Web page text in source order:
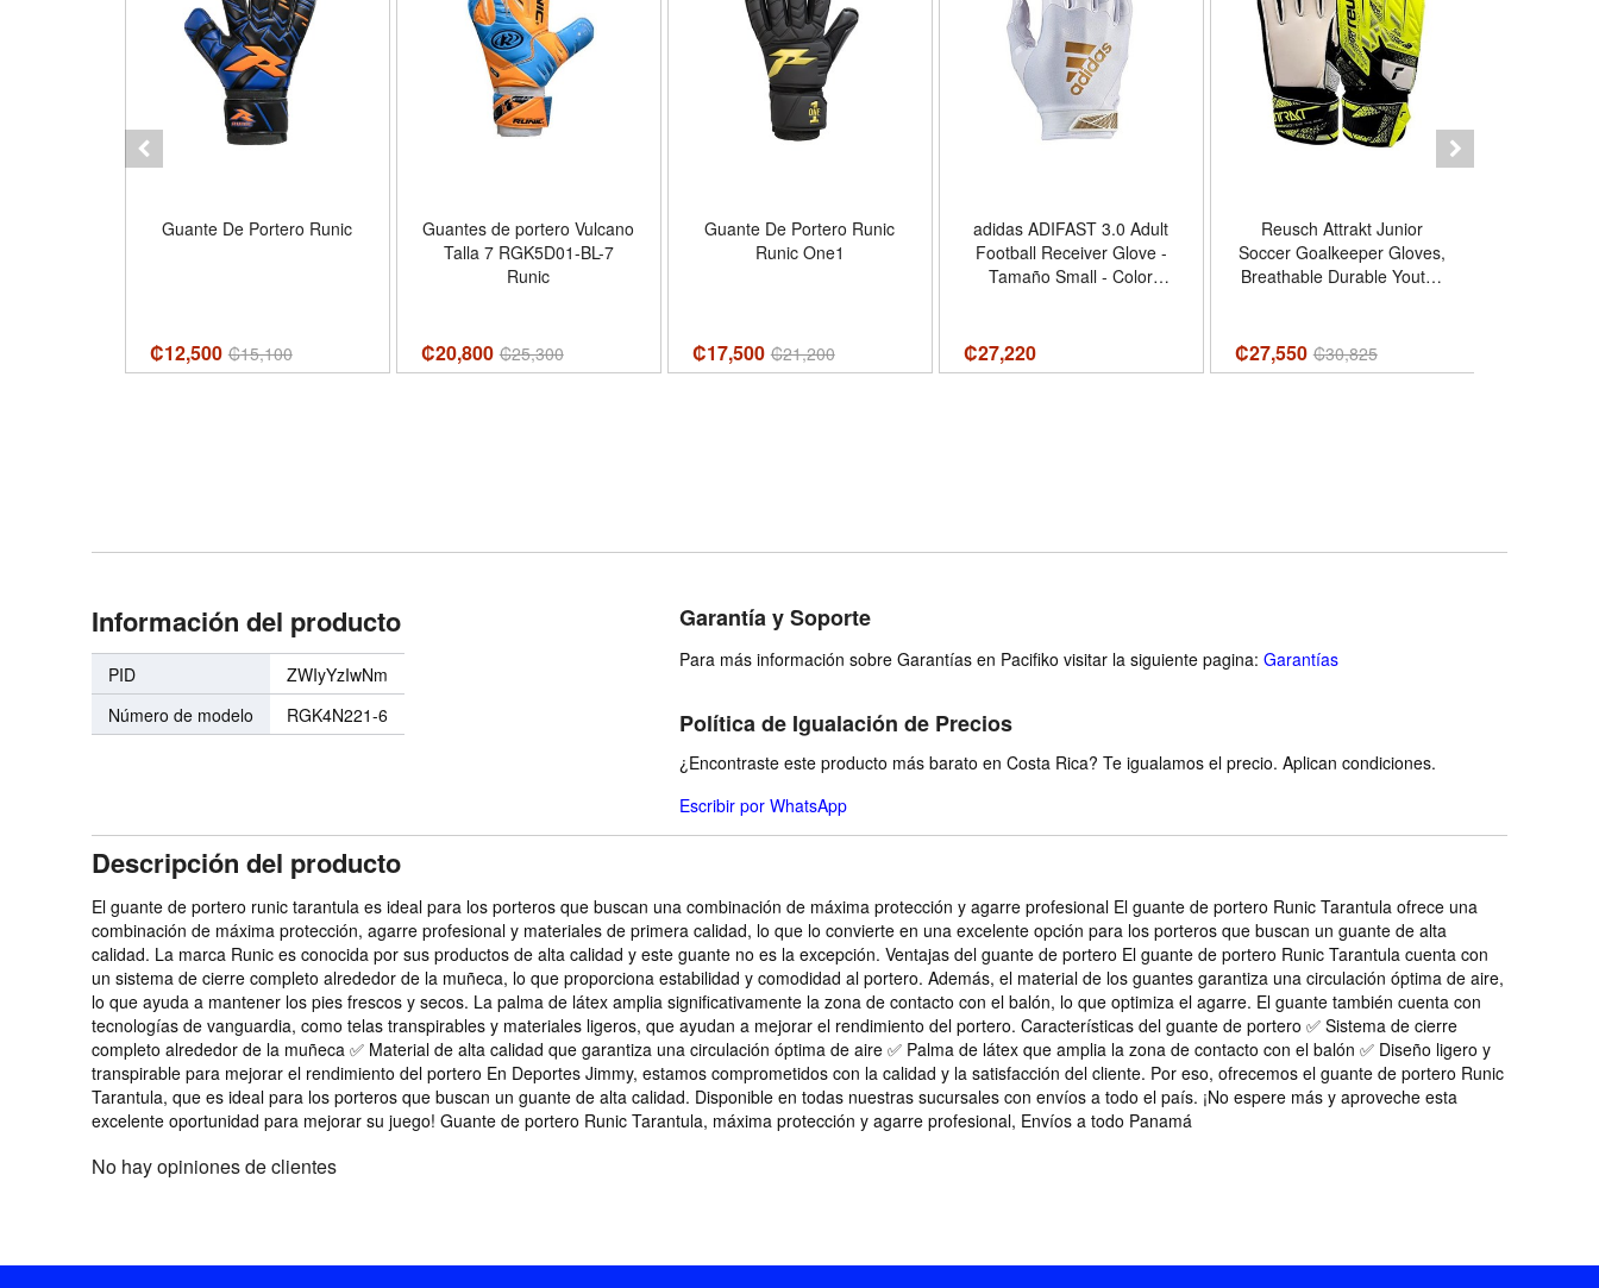
Guante De Portero Runic
₡12,500 ₡15,100
Guantes de portero Vulcano
Talla 7 RGK5D01-BL-7
Runic
₡20,800 ₡25,300
Guante De Portero Runic
Runic One1
₡17,500 ₡21,200
adidas ADIFAST 3.0 Adult
Football Receiver Glove -
Tamaño Small - Color
₡27,220
Reusch Attrakt Junior
Soccer Goalkeeper Gloves,
Breathable Durable Youth |
Yellow Black - Tamaño 4
₡27,550 ₡30,825
Información del producto
PID
ZWIyYzIwNm
Número de modelo
RGK4N221-6
Garantía y Soporte
Para más información sobre Garantías en Pacifiko visitar la siguiente pagina: Garantías
Política de Igualación de Precios
¿Encontraste este producto más barato en Costa Rica? Te igualamos el precio. Aplican condiciones.
Escribir por WhatsApp
Descripción del producto
El guante de portero runic tarantula es ideal para los porteros que buscan una combinación de máxima protección y agarre profesional El guante de portero Runic Tarantula ofrece una
combinación de máxima protección, agarre profesional y materiales de primera calidad, lo que lo convierte en una excelente opción para los porteros que buscan un guante de alta
calidad. La marca Runic es conocida por sus productos de alta calidad y este guante no es la excepción. Ventajas del guante de portero El guante de portero Runic Tarantula cuenta con
un sistema de cierre completo alrededor de la muñeca, lo que proporciona estabilidad y comodidad al portero. Además, el material de los guantes garantiza una circulación óptima de aire,
lo que ayuda a mantener los pies frescos y secos. La palma de látex amplia significativamente la zona de contacto con el balón, lo que optimiza el agarre. El guante también cuenta con
tecnologías de vanguardia, como telas transpirables y materiales ligeros, que ayudan a mejorar el rendimiento del portero. Características del guante de portero ✅ Sistema de cierre
completo alrededor de la muñeca ✅ Material de alta calidad que garantiza una circulación óptima de aire ✅ Palma de látex que amplia la zona de contacto con el balón ✅ Diseño ligero y
transpirable para mejorar el rendimiento del portero En Deportes Jimmy, estamos comprometidos con la calidad y la satisfacción del cliente. Por eso, ofrecemos el guante de portero Runic
Tarantula, que es ideal para los porteros que buscan un guante de alta calidad. Disponible en todas nuestras sucursales con envíos a todo el país. ¡No espere más y aproveche esta
excelente oportunidad para mejorar su juego! Guante de portero Runic Tarantula, máxima protección y agarre profesional, Envíos a todo Panamá
No hay opiniones de clientes